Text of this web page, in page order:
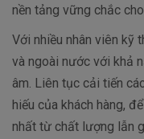
nền tảng vững chắc
Với nhiều nhân viên kỹ
và ngoài nước với khả
âm. Liên tục cải tiến
hiếu của khách hàng,
nhất từ chất lượng lẫn